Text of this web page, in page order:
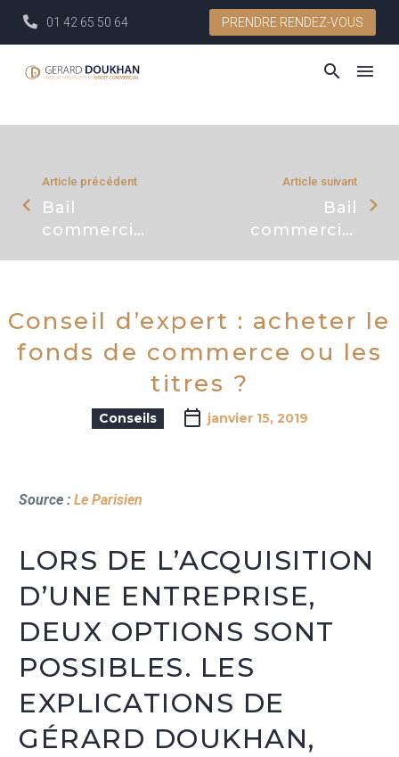
01 42 65 50 64 PRENDRE RENDEZ-VOUS
Article précédent
Bail
commercial
Article suivant
Bail
commercial
locataire
Conseil d’expert : acheter le
fonds de commerce ou les
titres ?
Conseils janvier 15, 2019
Source : Le Parisien
LORS DE L’ACQUISITION
D’UNE ENTREPRISE,
DEUX OPTIONS SONT
POSSIBLES. LES
EXPLICATIONS DE
GÉRARD DOUKHAN,